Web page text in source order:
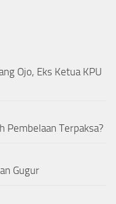
Ojo, Eks Ketua KPU
Pembelaan Terpaksa?
Gugur